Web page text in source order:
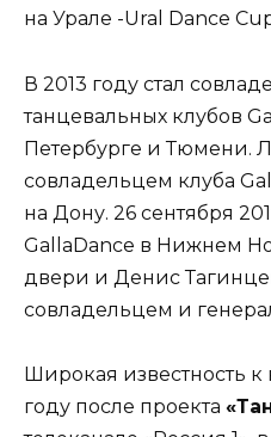
на Урале -Ural Dance
В 2013 году стал
танцевальных клубов
Петербурге и Тюмени.
совладельцем клуба
на Дону. 26 сентября
GallaDance в Нижнем
двери и Денис
совладельцем и
Широкая известность
году после проекта